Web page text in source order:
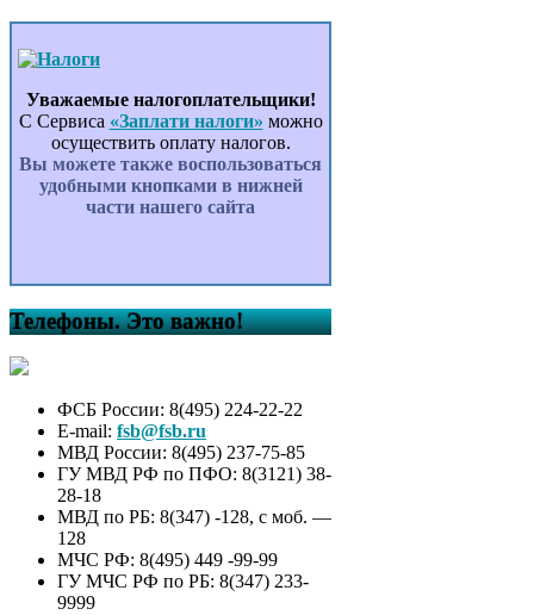
Уважаемые налогоплательщики!
С Сервиса «Заплати налоги» можно
осуществить оплату налогов.
Вы можете также воспользоваться
удобными кнопками в нижней
части нашего сайта
Телефоны. Это важно!
ФСБ России: 8(495) 224-22-22
E-mail: fsb@fsb.ru
МВД России: 8(495) 237-75-85
ГУ МВД РФ по ПФО: 8(3121) 38-
28-18
МВД по РБ: 8(347) -128, с моб. —
128
МЧС РФ: 8(495) 449 -99-99
ГУ МЧС РФ по РБ: 8(347) 233-
9999